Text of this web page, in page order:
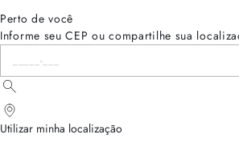
Perto de você
Informe seu CEP ou compartilhe sua
Utilizar minha localização